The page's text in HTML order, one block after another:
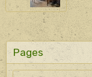
Pages